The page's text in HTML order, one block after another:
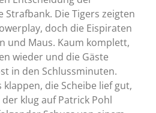
Strafbank. Die Tigers zeigten
doch die Eispiraten
und Maus. Kaum komplett,
wieder und die Gäste
in den Schlussminuten.
die Scheibe lief gut,
klug auf Patrick Pohl